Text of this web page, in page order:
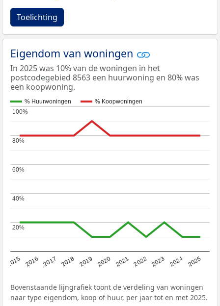
Toelichting
Eigendom van woningen
In 2025 was 10% van de woningen in het
postcodegebied 8563 een huurwoning en 80% was
een koopwoning.
% Huurwoningen % Koopwoningen
2015 2016 2017 2018 2019 2020 2021 2022 2023 2024 2025
20%
20%
40%
40%
60%
60%
80%
80%
100%
100%
Bovenstaande lijngrafiek toont de verdeling van woningen
naar type eigendom, koop of huur, per jaar tot en met 2025.